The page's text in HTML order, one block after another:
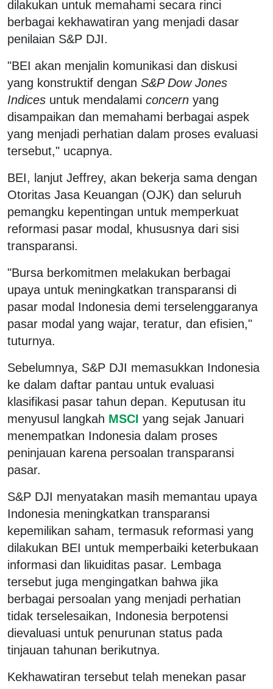
dilakukan untuk memahami secara rinci
berbagai kekhawatiran yang menjadi dasar
penilaian S&P DJI.
"BEI akan menjalin komunikasi dan diskusi
yang konstruktif dengan S&P Dow Jones
Indices untuk mendalami concern yang
disampaikan dan memahami berbagai aspek
yang menjadi perhatian dalam proses evaluasi
tersebut," ucapnya.
BEI, lanjut Jeffrey, akan bekerja sama dengan
Otoritas Jasa Keuangan (OJK) dan seluruh
pemangku kepentingan untuk memperkuat
reformasi pasar modal, khususnya dari sisi
transparansi.
"Bursa berkomitmen melakukan berbagai
upaya untuk meningkatkan transparansi di
pasar modal Indonesia demi terselenggaranya
pasar modal yang wajar, teratur, dan efisien,"
tuturnya.
Sebelumnya, S&P DJI memasukkan Indonesia
ke dalam daftar pantau untuk evaluasi
klasifikasi pasar tahun depan. Keputusan itu
menyusul langkah MSCI yang sejak Januari
menempatkan Indonesia dalam proses
peninjauan karena persoalan transparansi
pasar.
S&P DJI menyatakan masih memantau upaya
Indonesia meningkatkan transparansi
kepemilikan saham, termasuk reformasi yang
dilakukan BEI untuk memperbaiki keterbukaan
informasi dan likuiditas pasar. Lembaga
tersebut juga mengingatkan bahwa jika
berbagai persoalan yang menjadi perhatian
tidak terselesaikan, Indonesia berpotensi
dievaluasi untuk penurunan status pada
tinjauan tahunan berikutnya.
Kekhawatiran tersebut telah menekan pasar